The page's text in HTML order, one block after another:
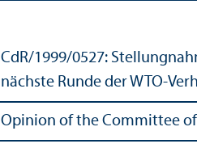
CdR/1999/0527:
nächste Runde der WTO-
Opinion of the Committee